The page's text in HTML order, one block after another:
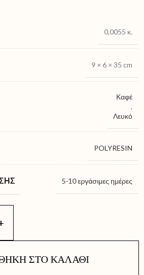
0,0055 κ.
9 × 6 × 35 cm
Καφέ
,
Λευκό
POLYRESIN
5-10 εργάσιμες ημέρες
ΣΤΟ ΚΑΛΆΘΙ